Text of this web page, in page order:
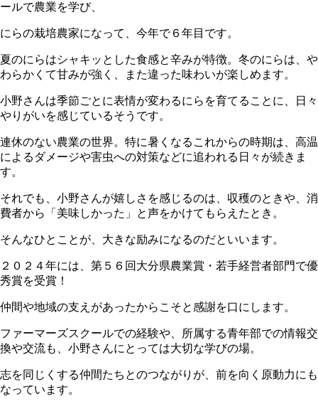
ールで農業を学び、
にらの栽培農家になって、今年で６年目です。
夏のにらはシャキッとした食感と辛みが特徴。冬のにらは、や
わらかくて甘みが強く、また違った味わいが楽しめます。
小野さんは季節ごとに表情が変わるにらを育てることに、日々
やりがいを感じているそうです。
連休のない農業の世界。特に暑くなるこれからの時期は、高温
によるダメージや害虫への対策などに追われる日々が続きま
す。
それでも、小野さんが嬉しさを感じるのは、収穫のときや、消
費者から「美味しかった」と声をかけてもらえたとき。
そんなひとことが、大きな励みになるのだといいます。
２０２４年には、第５６回大分県農業賞・若手経営者部門で優
秀賞を受賞！
仲間や地域の支えがあったからこそと感謝を口にします。
ファーマーズスクールでの経験や、所属する青年部での情報交
換や交流も、小野さんにとっては大切な学びの場。
志を同じくする仲間たちとのつながりが、前を向く原動力にも
なっています。